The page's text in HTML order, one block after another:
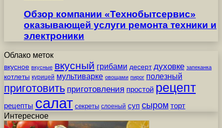
Обзор компании «Технобытсервис»
оказывающей услуги ремонта техники и
электроники
Облако меток
вкусное вкусные вкусный грибами десерт духовке запеканка
котлеты курицей мультиварке овощами пирог полезный
приготовить приготовления простой рецепт
рецепты салат секреты слоеный суп сыром торт
Интересное